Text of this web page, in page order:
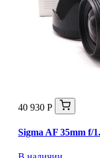
40 930 Р
Sigma AF 35mm f/